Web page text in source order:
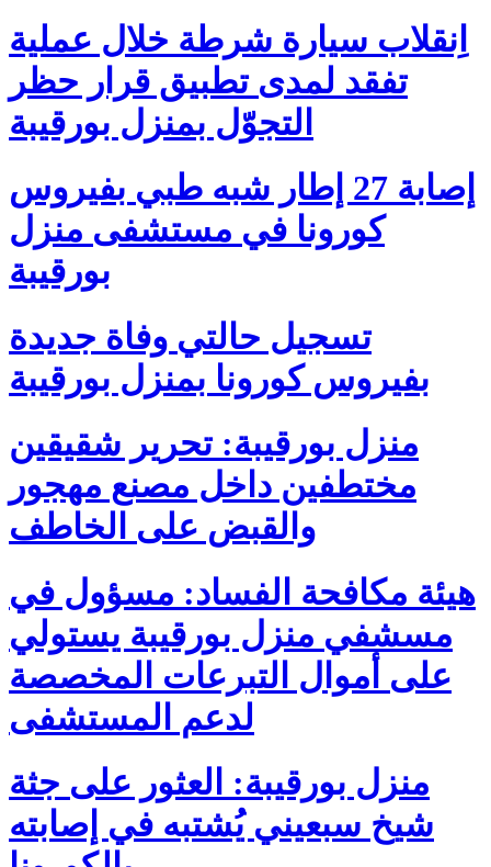
اِنقلاب سيارة شرطة خلال عملية
تفقد لمدى تطبيق قرار حظر
التجوّل بمنزل بورقيبة
إصابة 27 إطار شبه طبي بفيروس
كورونا في مستشفى منزل
بورقيبة
تسجيل حالتي وفاة جديدة
بفيروس كورونا بمنزل بورقيبة
منزل بورقيبة: تحرير شقيقين
مختطفين داخل مصنع مهجور
والقبض على الخاطف
هيئة مكافحة الفساد: مسؤول في
مسشفي منزل بورقيبة يستولي
على أموال التبرعات المخصصة
لدعم المستشفى
منزل بورقيبة: العثور على جثة
شيخ سبعيني يُشتبه في إصابته